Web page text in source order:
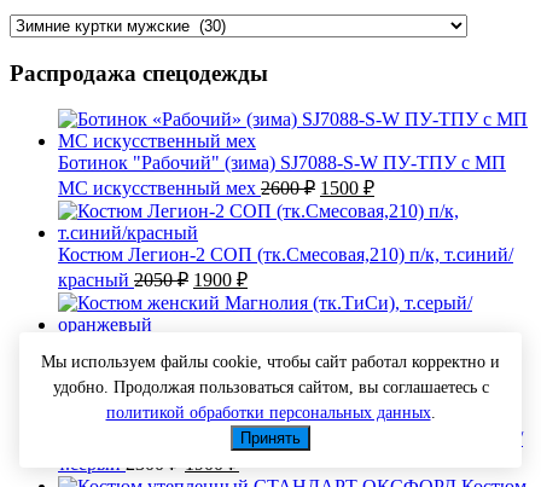
Распродажа спецодежды
Ботинок "Рабочий" (зима) SJ7088-S-W ПУ-ТПУ с МП
МС искусственный мех 2600₽ Первоначальная
цена
составляла
2600 ₽.
1500 ₽Текущая
цена:
Костюм Легион-2 СОП (тк.Смесовая,210) п/к, т.синий/
красный 2050₽ Первоначальная
цена
составляла
1900 ₽Текущая
цена:
оранжевый 2500₽ Первоначальная
цена
составляла
2500 ₽.
2300₽Текущая
цена:
2300 ₽.
Костюм Легион-2 СОП (тк.Смесовая,210) п/к, бежевый/
т.серый 2300 ₽
цена
1900 ₽
цена:
Мы используем файлы cookie, чтобы сайт работал корректно и
удобно. Продолжая пользоваться сайтом, вы соглашаетесь с
политикой обработки персональных данных.
Принять